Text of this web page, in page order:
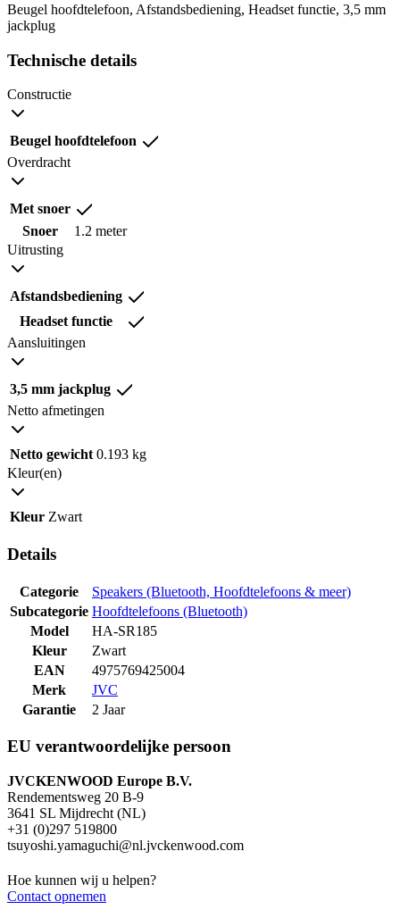
Beugel hoofdtelefoon, Afstandsbediening, Headset functie, 3,5 mm
jackplug
Technische details
Constructie
Beugel hoofdtelefoon
Overdracht
Met snoer
Snoer
1.2 meter
Uitrusting
Afstandsbediening
Headset functie
Aansluitingen
3,5 mm jackplug
Netto afmetingen
Netto gewicht 0.193 kg
Kleur(en)
Kleur Zwart
Details
Categorie
Speakers (Bluetooth, Hoofdtelefoons & meer)
Subcategorie Hoofdtelefoons (Bluetooth)
Model
HA-SR185
Kleur
Zwart
EAN
4975769425004
Merk
JVC
Garantie
2 Jaar
EU verantwoordelijke persoon
JVCKENWOOD Europe B.V.
Rendementsweg 20 B-9
3641 SL Mijdrecht (NL)
+31 (0)297 519800
tsuyoshi.yamaguchi@nl.jvckenwood.com
Hoe kunnen wij u helpen?
Contact opnemen